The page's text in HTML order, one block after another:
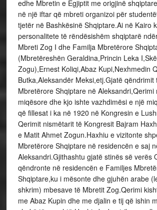
edhe Mbretin e Egjiptit me origjinë
në një iftar që mbreti organizoi për
tjetër në Bashkësinë Shqiptare.Ai në Kairo
personalitete të rëndësishëm shqiptarë
Mbreti Zog I dhe Familja Mbretërore
(Mbretëreshën Geraldina,Princin Leka
Zogu),Ernest Koliqi,Abaz Kupi,Nexhmedin
Butka,Aleksandër Meksi,etj.Gjatë qëndrimit
Mbretërore Shqiptare në Aleksandri,Qerimi
miqësore dhe kjo ishte vazhdimësi e një
që fillesat i ka në 1920 në Kongresin e
Qerimit nismëtarit të Kongresit Bajram
e Matit Ahmet Zogun.Haxhiu e vizitonte
Mbretërore Shqiptare në residencën e saj
Aleksandri.Gjithashtu gjatë stinës së verës
qëndronte në residencën e Familjes
Shqiptare,ku i mësonte dhe gjuhën arabe
shkrim) mbesave të Mbretit Zog.Qerimi
me Abaz Kupin dhe me djalin e tij që ishin